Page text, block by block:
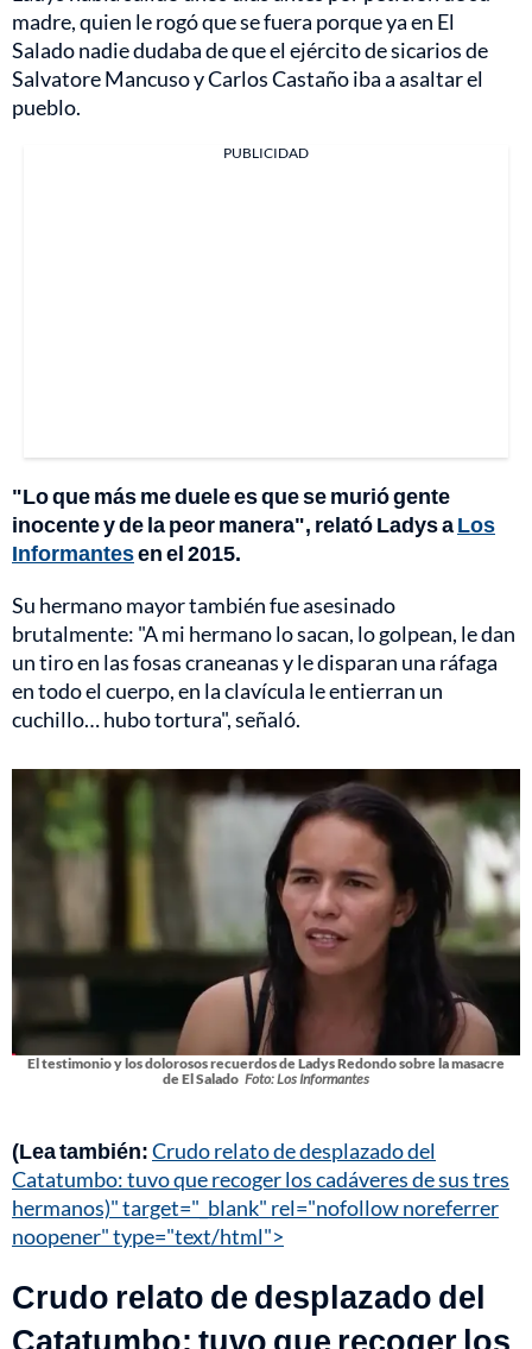
madre, quien le rogó que se fuera porque ya en El
Salado nadie dudaba de que el ejército de sicarios de
Salvatore Mancuso y Carlos Castaño iba a asaltar el
pueblo.
PUBLICIDAD
"Lo que más me duele es que se murió gente
inocente y de la peor manera", relató Ladys aLos
Informantesen el 2015.
Su hermano mayor también fue asesinado
brutalmente: "A mi hermano lo sacan, lo golpean, le dan
un tiro en las fosas craneanas y le disparan una ráfaga
en todo el cuerpo, en la clavícula le entierran un
cuchillo… hubo tortura", señaló.
El testimonio y los dolorosos recuerdos de Ladys Redondo sobre la masacre
de El Salado Foto: Los Informantes
(Lea también:Crudo relato de desplazado del
Catatumbo: tuvo que recoger los cadáveres de sus tres
hermanos)" target="_blank" rel="nofollow noreferrer
noopener" type="text/html">
Crudo relato de desplazado del
Catatumbo: tuvo que recoger los